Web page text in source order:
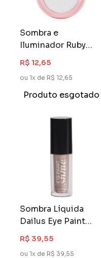
Sombra e
Iluminador Ruby
Rose Twinkle Touch
Ice Glow
R$ 12,65
ou 1x de R$ 12,65
Produto esgotado
Sombra Líquida
Dailus Eye Paint
Velvet 4 ml Cosmic
R$ 39,55
ou 1x de R$ 39,55